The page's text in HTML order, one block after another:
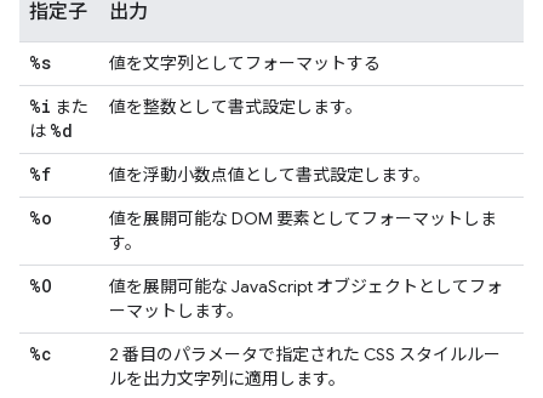
指定子 出力
%s 値を文字列としてフォーマットする
%i また
は %d
値を整数として書式設定します。
%f 値を浮動小数点値として書式設定します。
%o
値を展開可能な DOM 要素としてフォーマットしま
す。
%O
値を展開可能な JavaScript オブジェクトとしてフォ
ーマットします。
%c
2 番目のパラメータで指定された CSS スタイルルー
ルを出力文字列に適用します。